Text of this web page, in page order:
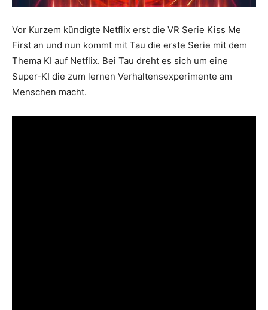
Vor Kurzem kündigte Netflix erst die VR Serie Kiss Me
First an und nun kommt mit Tau die erste Serie mit dem
Thema KI auf Netflix. Bei Tau dreht es sich um eine
Super-KI die zum lernen Verhaltensexperimente am
Menschen macht.